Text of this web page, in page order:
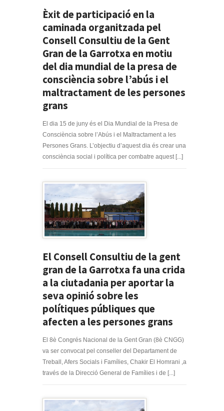
Èxit de participació en la
caminada organitzada pel
Consell Consultiu de la Gent
Gran de la Garrotxa en motiu
del dia mundial de la presa de
consciència sobre l’abús i el
maltractament de les persones
grans
El dia 15 de juny és el Dia Mundial de la Presa de
Consciència sobre l’Abús i el Maltractament a les
Persones Grans. L’objectiu d’aquest dia és crear una
consciència social i política per combatre aquest [...]
El Consell Consultiu de la gent
gran de la Garrotxa fa una crida
a la ciutadania per aportar la
seva opinió sobre les
polítiques públiques que
afecten a les persones grans
El 8è Congrés Nacional de la Gent Gran (8è CNGG)
va ser convocat pel conseller del Departament de
Treball, Afers Socials i Famílies, Chakir El Homrani ,a
través de la Direcció General de Famílies i de [...]